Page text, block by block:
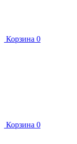
Корзина 0
Корзина 0